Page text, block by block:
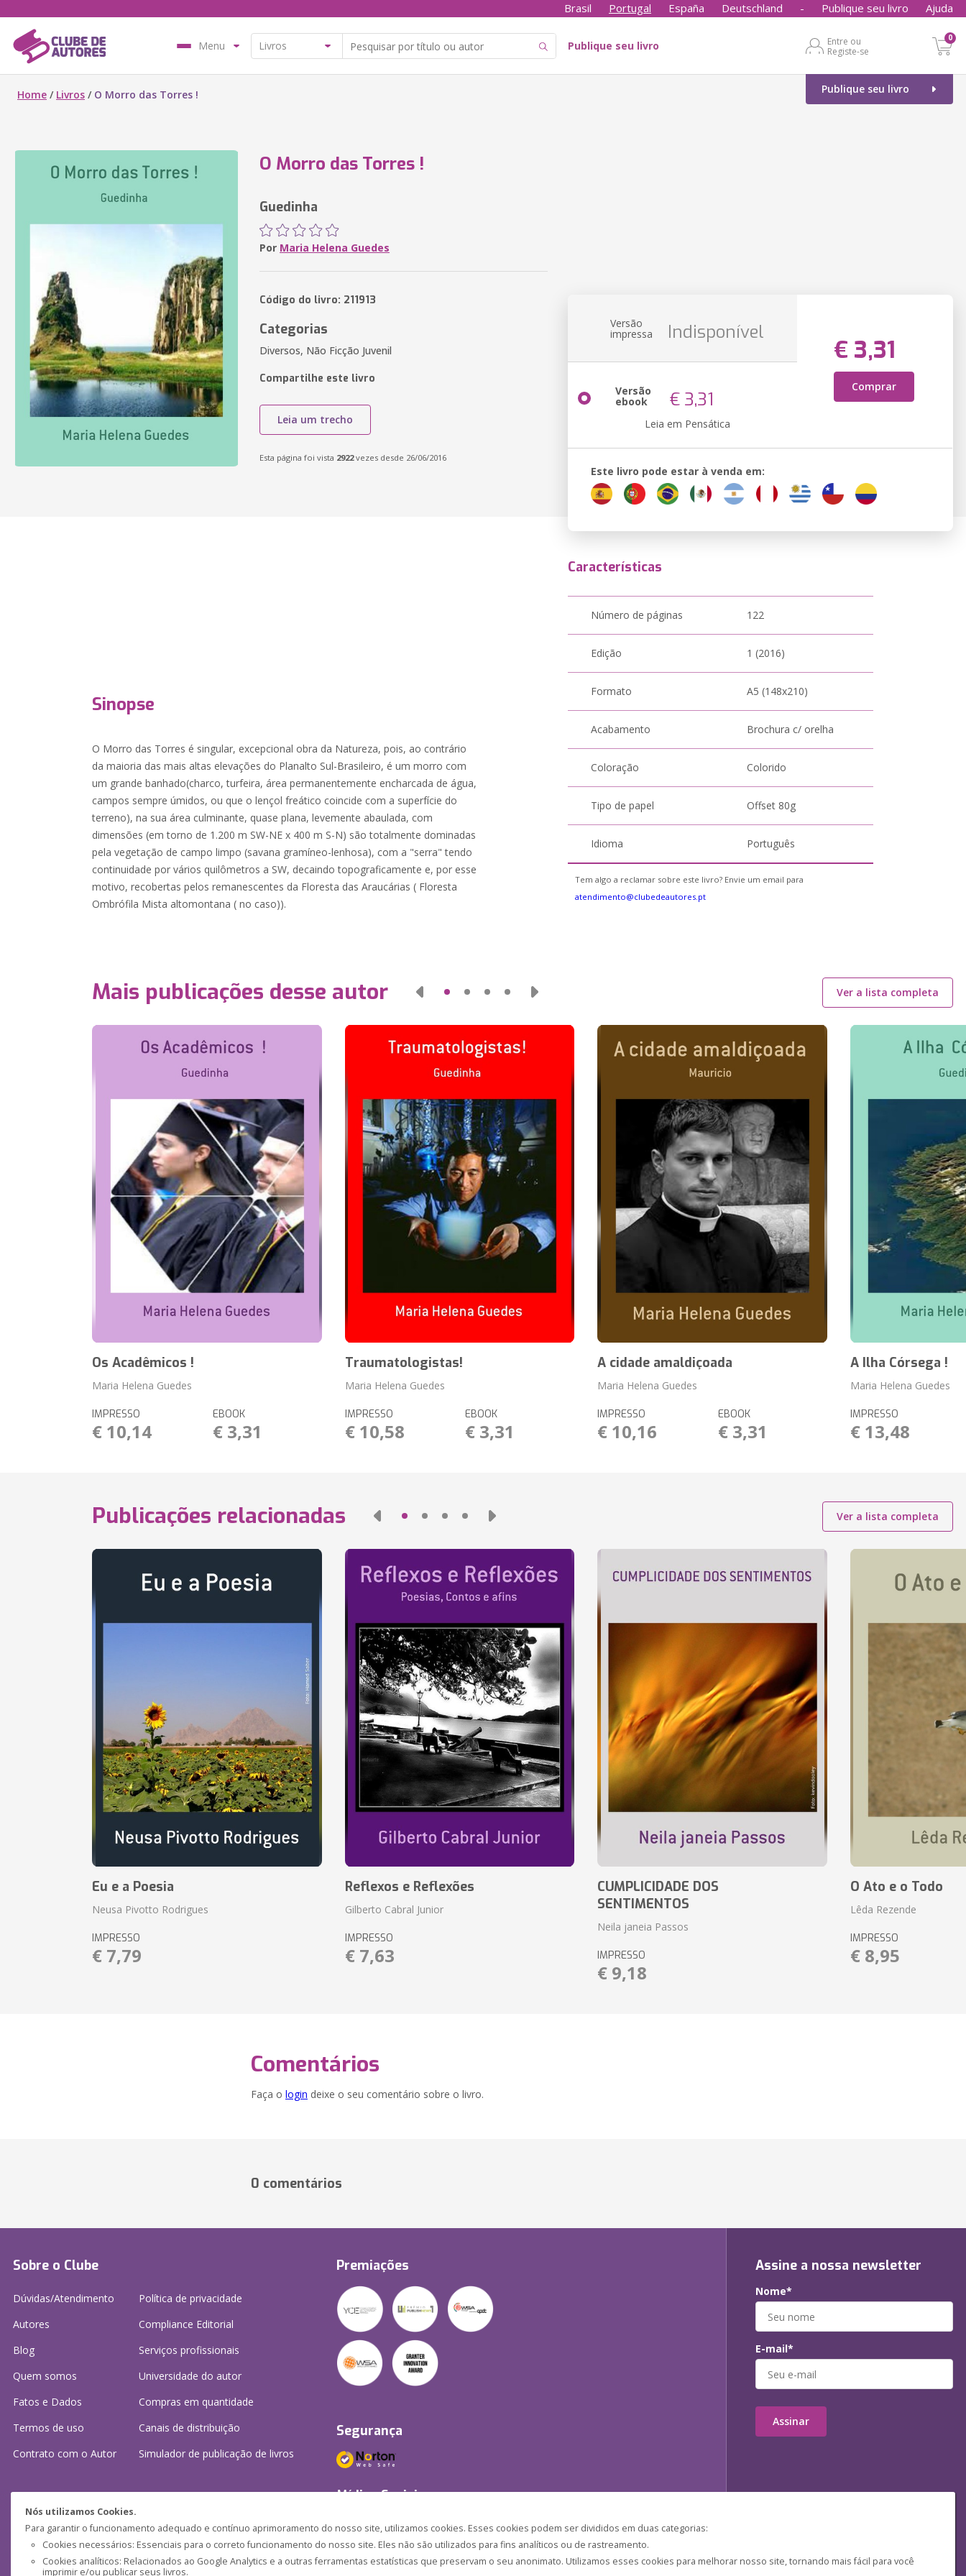
Nós utilizamos Cookies.
Para garantir o funcionamento adequado e contínuo aprimoramento do nosso site, utilizamos cookies. Esses cookies podem ser divididos em duas categorias:
Cookies necessários: Essenciais para o correto funcionamento do nosso site. Eles não são utilizados para fins analíticos ou de rastreamento.
Cookies analíticos: Relacionados ao Google Analytics e a outras ferramentas estatísticas que preservam o seu anonimato. Utilizamos esses cookies para melhorar nosso site, tornando mais fácil para você
imprimir e/ou publicar seus livros.
Brasil Portugal España Deutschland - Publique seu livro Ajuda
Menu Publique seu livro
Entre ou
Registe-se
0
Publique seu livro
Home / Livros / O Morro das Torres !
O Morro das Torres !
Guedinha
Por Maria Helena Guedes
Código do livro: 211913
Categorias
Diversos, Não Ficção Juvenil
Compartilhe este livro
Leia um trecho
Esta página foi vista 2922vezes desde 26/06/2016
Versão
impressa Indisponível
€ 3,31
Comprar
Versão
ebook € 3,31
Leia em Pensática
Este livro pode estar à venda em:
Sinopse
O Morro das Torres é singular, excepcional obra da Natureza, pois, ao contrário
da maioria das mais altas elevações do Planalto Sul-Brasileiro, é um morro com
um grande banhado(charco, turfeira, área permanentemente encharcada de água,
campos sempre úmidos, ou que o lençol freático coincide com a superfície do
terreno), na sua área culminante, quase plana, levemente abaulada, com
dimensões (em torno de 1.200 m SW-NE x 400 m S-N) são totalmente dominadas
pela vegetação de campo limpo (savana gramíneo-lenhosa), com a "serra" tendo
continuidade por vários quilômetros a SW, decaindo topograficamente e, por esse
motivo, recobertas pelos remanescentes da Floresta das Araucárias ( Floresta
Ombrófila Mista altomontana ( no caso)).
Características
Número de páginas 122
Edição 1 (2016)
Formato A5 (148x210)
Acabamento Brochura c/ orelha
Coloração Colorido
Tipo de papel Offset 80g
Idioma Português
Tem algo a reclamar sobre este livro? Envie um email para
atendimento@clubedeautores.pt
Mais publicações desse autor Ver a lista completa
Os Acadêmicos !
Maria Helena Guedes
IMPRESSO
€ 10,14
EBOOK
€ 3,31
Traumatologistas!
Maria Helena Guedes
IMPRESSO
€ 10,58
EBOOK
€ 3,31
A cidade amaldiçoada
Maria Helena Guedes
IMPRESSO
€ 10,16
EBOOK
€ 3,31
A Ilha Córsega !
Maria Helena Guedes
IMPRESSO
€ 13,48
Publicações relacionadas Ver a lista completa
Eu e a Poesia
Neusa Pivotto Rodrigues
IMPRESSO
€ 7,79
Reflexos e Reflexões
Gilberto Cabral Junior
IMPRESSO
€ 7,63
CUMPLICIDADE DOS
SENTIMENTOS
Neila janeia Passos
IMPRESSO
€ 9,18
O Ato e o Todo
Lêda Rezende
IMPRESSO
€ 8,95
Comentários
Faça o login deixe o seu comentário sobre o livro.
0 comentários
Sobre o Clube
Dúvidas/Atendimento
Autores
Blog
Quem somos
Fatos e Dados
Termos de uso
Contrato com o Autor
Política de privacidade
Compliance Editorial
Serviços profissionais
Universidade do autor
Compras em quantidade
Canais de distribuição
Simulador de publicação de livros
Precisa de ajuda?
Perguntas frequentes
Fale conosco: (atendimento@clubedeautores.pt)
Premiações
Segurança
Mídias Sociais
Assine a nossa newsletter
Nome*
E-mail*
Assinar